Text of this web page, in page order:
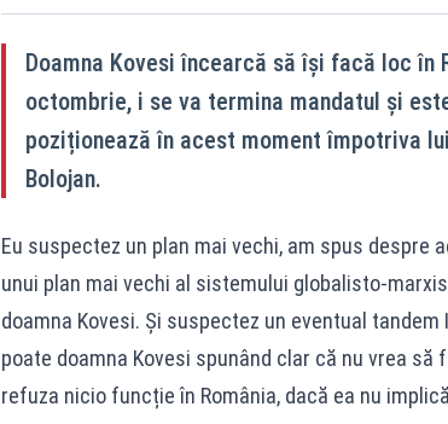
Doamna Kovesi încearcă să își facă loc
octombrie, i se va termina mandatul și
poziționează în acest moment împotriva
Bolojan.
Eu suspectez un plan mai vechi, am spus despre
unui plan mai vechi al sistemului globalisto-
doamna Kovesi. Și suspectez un eventual tandem
poate doamna Kovesi spunând clar că nu vrea să
refuza nicio funcție în România, dacă ea nu